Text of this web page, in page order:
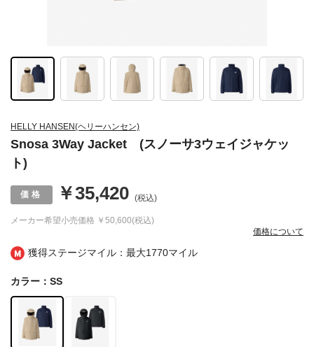
獲得ステージマイル：最大1770マイル
HELLY HANSEN(ヘリーハンセン)
Snosa 3Way Jacket (スノーサ3ウェイジャケッ
ト)
メーカー希望小売価格 ￥50,600(税込)
￥35,420 (税込)
価格について
カラー：SS